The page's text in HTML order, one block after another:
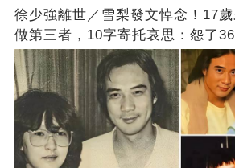
徐少強離世／雪梨發文悼念！17
做第三者，10字寄托哀思：怨了